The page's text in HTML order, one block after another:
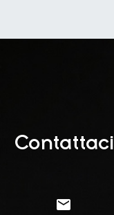
Contattaci

